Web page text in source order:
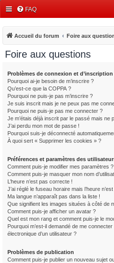
FAQ
Accueil du forum Foire aux
Foire aux questions
Problèmes de connexion et d’inscription
Pourquoi ai-je besoin de m’inscrire ?
Qu’est-ce que la COPPA ?
Pourquoi ne puis-je pas m’inscrire ?
Je suis inscrit mais je ne peux pas me
Pourquoi ne puis-je pas me connecter ?
Je m’étais déjà inscrit par le passé mais ne
J’ai perdu mon mot de passe !
Pourquoi suis-je déconnecté
À quoi sert « Supprimer les cookies » ?
Préférences et paramètres des
Comment puis-je modifier mes paramètres ?
Comment puis-je masquer mon nom
L’heure n’est pas correcte !
J’ai réglé le fuseau horaire mais l’heure
Ma langue n’apparaît pas dans la liste !
Que signifient les images situées à côté de
Comment puis-je afficher un avatar ?
Quel est mon rang et comment puis-je le
Pourquoi m’est-il demandé de me
électronique d’un utilisateur ?
Problèmes de publication
Comment puis-je publier un nouveau sujet